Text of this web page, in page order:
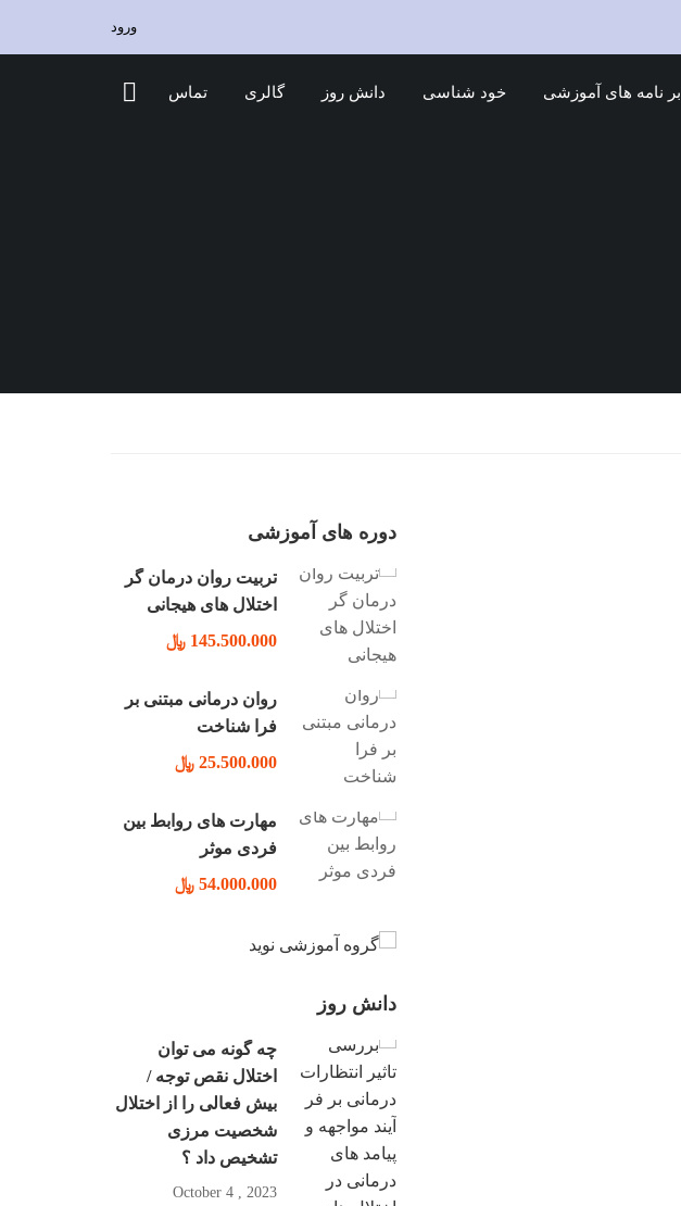
ورود
بر نامه های آموزشی خود شناسی دانش روز گالری تماس
دوره های آموزشی
تربیت روان درمان گر
اختلال های هیجانی
145.500.000 ﷼
روان درمانی مبتنی بر
فرا شناخت
25.500.000 ﷼
مهارت های روابط بین
فردی موثر
54.000.000 ﷼
دانش روز
چه گونه می توان
اختلال نقص توجه /
بیش فعالی را از اختلال
شخصیت مرزی
تشخیص داد ؟
2023 , October 4